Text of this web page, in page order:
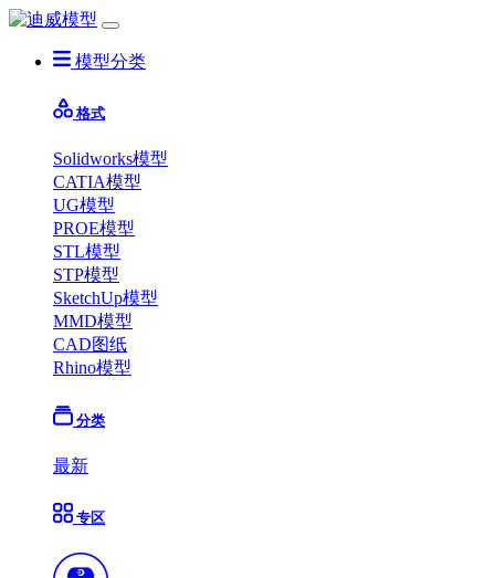
模型分类
格式
Solidworks模型
CATIA模型
UG模型
PROE模型
STL模型
STP模型
SketchUp模型
MMD模型
CAD图纸
Rhino模型
分类
最新
专区